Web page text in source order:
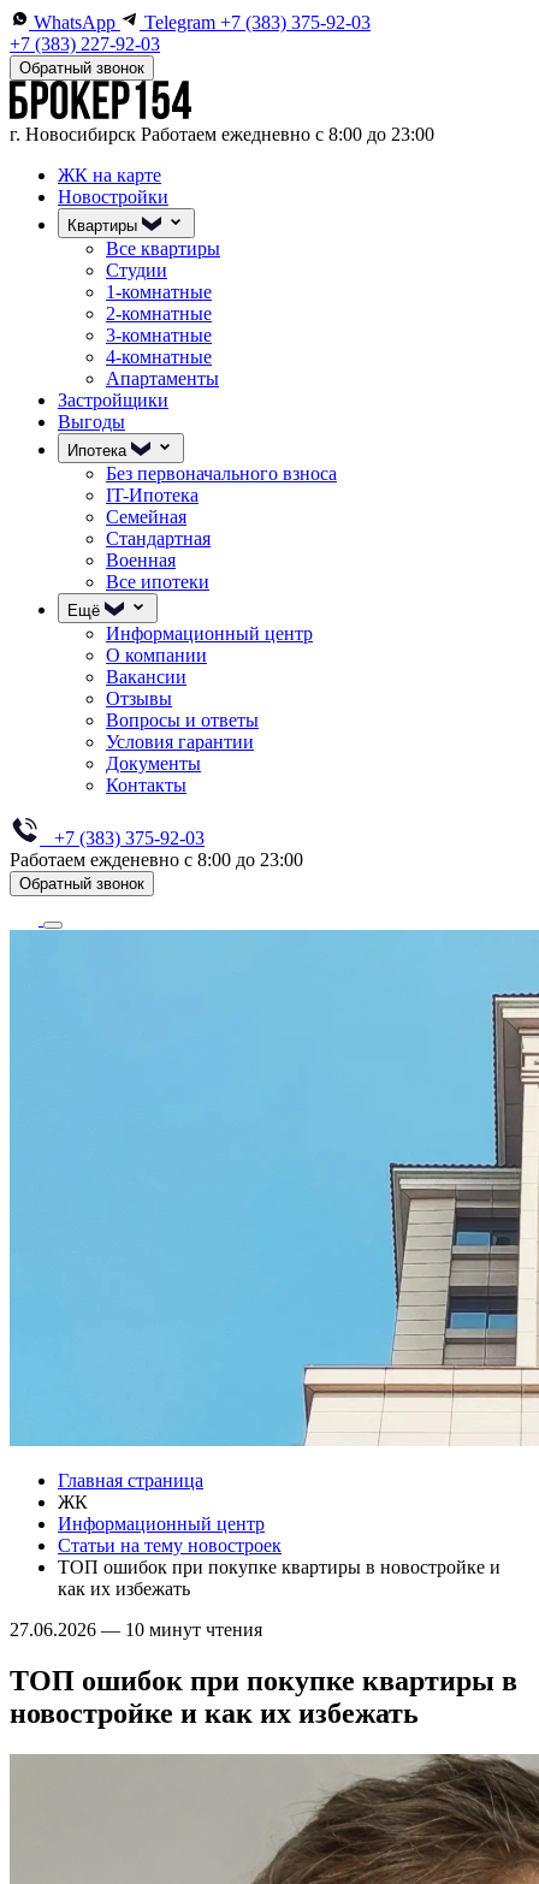
WhatsApp Telegram +7 (383) 375-92-03
+7 (383) 227-92-03
Обратный звонок
г. Новосибирск Работаем ежедневно с 8:00 до 23:00
ЖК на карте
Новостройки
Квартиры
Все квартиры
Студии
1-комнатные
2-комнатные
3-комнатные
4-комнатные
Апартаменты
Застройщики
Выгоды
Ипотека
Без первоначального взноса
IT-Ипотека
Семейная
Стандартная
Военная
Все ипотеки
Ещё
Информационный центр
О компании
Вакансии
Отзывы
Вопросы и ответы
Условия гарантии
Документы
Контакты
+7 (383) 375-92-03
Работаем ежденевно с 8:00 до 23:00
Обратный звонок
Главная страница
ЖК
Информационный центр
Статьи на тему новостроек
ТОП ошибок при покупке квартиры в новостройке и
как их избежать
27.06.2026 — 10 минут чтения
ТОП ошибок при покупке квартиры в
новостройке и как их избежать